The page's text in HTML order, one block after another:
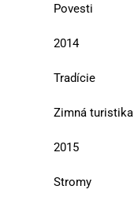
Povesti
2014
Tradície
Zimná turistika
2015
Stromy